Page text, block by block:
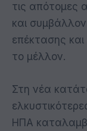
τις απότομες
και
επέκτασης
το μέλλον.
Στη νέα
ΗΠΑ